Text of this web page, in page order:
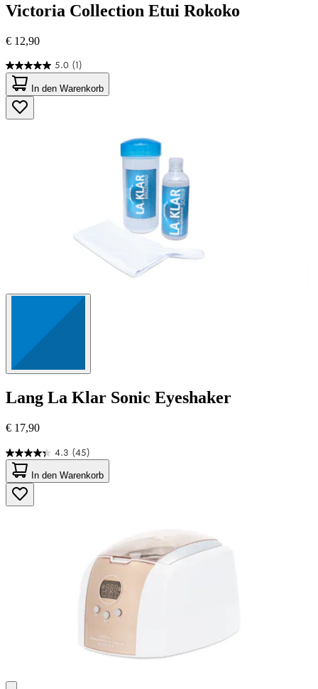
Victoria Collection Etui Rokoko
€ 12,90
5.0 (1)
5.0
von
5
Sternen.
1
In den Warenkorb
Lang La Klar Sonic Eyeshaker
€ 17,90
4.3 (45)
4.3
von
5
Sternen.
45
In den Warenkorb